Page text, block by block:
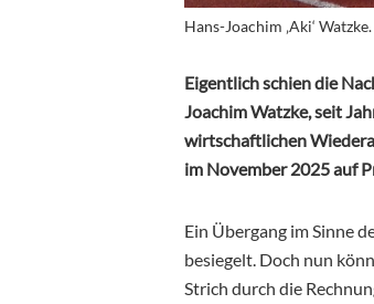
Hans-Joachim ‚Aki‘
Eigentlich schien die
Joachim Watzke, seit
wirtschaftlichen
im November 2025 auf
Ein Übergang im Sinne
besiegelt. Doch nun
Strich durch die